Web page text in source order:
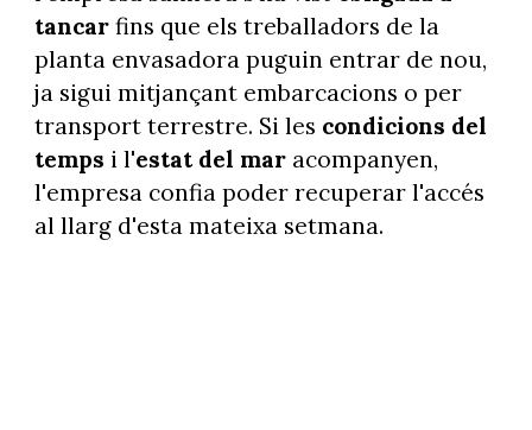
tancar fins que els treballadors de la
planta envasadora puguin entrar de nou,
ja sigui mitjançant embarcacions o per
transport terrestre. Si les condicions del
temps i l'estat del maracompanyen,
l'empresa confia poder recuperar l'accés
al llarg d'esta mateixa setmana.